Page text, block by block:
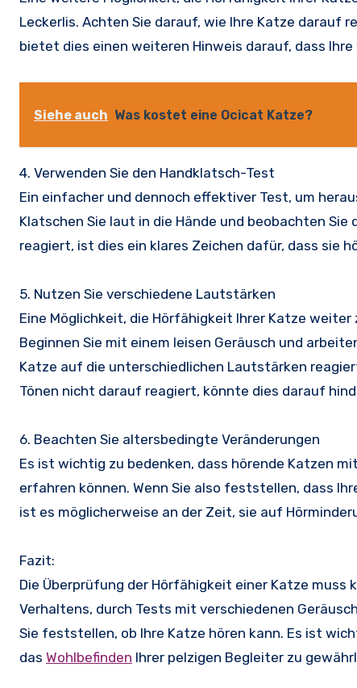
Leckerlis. Achten Sie darauf, wie Ihre Katze darauf
bietet dies einen weiteren Hinweis darauf, dass
Siehe auch Was kostet eine Ocicat Katze?
4. Verwenden Sie den Handklatsch-Test
Ein einfacher und dennoch effektiver Test, um
Klatschen Sie laut in die Hände und beobachten
reagiert, ist dies ein klares Zeichen dafür, dass sie
5. Nutzen Sie verschiedene Lautstärken
Eine Möglichkeit, die Hörfähigkeit Ihrer Katze
Beginnen Sie mit einem leisen Geräusch und
Katze auf die unterschiedlichen Lautstärken
Tönen nicht darauf reagiert, könnte dies darauf
6. Beachten Sie altersbedingte Veränderungen
Es ist wichtig zu bedenken, dass hörende Katzen
erfahren können. Wenn Sie also feststellen, dass
ist es möglicherweise an der Zeit, sie auf
Fazit:
Die Überprüfung der Hörfähigkeit einer Katze muss
Verhaltens, durch Tests mit verschiedenen
Sie feststellen, ob Ihre Katze hören kann. Es ist
das Wohlbefinden Ihrer pelzigen Begleiter zu